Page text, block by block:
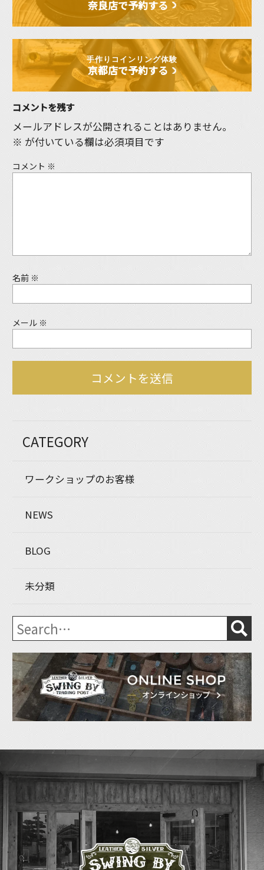
奈良店で予約する
手作りコインリング体験
京都店で予約する
コメントを残す
メールアドレスが公開されることはありません。
※ が付いている欄は必須項目です
コメント ※
名前 ※
メール ※
CATEGORY
ワークショップのお客様
NEWS
BLOG
未分類